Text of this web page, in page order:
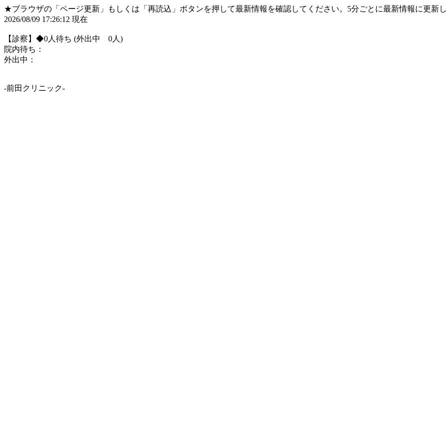
★ブラウザの「ページ更新」もしくは「再読込」ボタンを押して最新情報を確認してください。5分ごとに最新情報に更新
2026/08/09 17:26:12 現在
【診察】◆0人待ち (外出中 0人)
院内待ち：
外出中：
-前田クリニック-